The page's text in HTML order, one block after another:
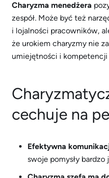
Charyzma menedżera
zespół. Może być też
i lojalności pracowników,
że urokiem charyzmy nie
umiejętności i
cechuje na
Efektywna
swoje pomysły bardzo